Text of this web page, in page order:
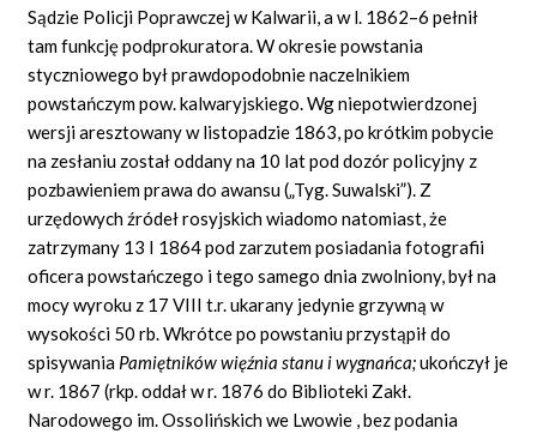
Sądzie Policji Poprawczej w Kalwarii, a w l. 1862–6 pełnił
tam funkcję podprokuratora. W okresie powstania
styczniowego był prawdopodobnie naczelnikiem
powstańczym pow. kalwaryjskiego. Wg niepotwierdzonej
wersji aresztowany w listopadzie 1863, po krótkim pobycie
na zesłaniu został oddany na 10 lat pod dozór policyjny z
pozbawieniem prawa do awansu („Tyg. Suwalski”). Z
urzędowych źródeł rosyjskich wiadomo natomiast, że
zatrzymany 13 I 1864 pod zarzutem posiadania fotografii
oficera powstańczego i tego samego dnia zwolniony, był na
mocy wyroku z 17 VIII t.r. ukarany jedynie grzywną w
wysokości 50 rb. Wkrótce po powstaniu przystąpił do
spisywania Pamiętników więźnia stanu i wygnańca;ukończył je
w r. 1867 (rkp. oddał w r. 1876 do Biblioteki Zakł.
Narodowego im. Ossolińskich we Lwowie , bez podania